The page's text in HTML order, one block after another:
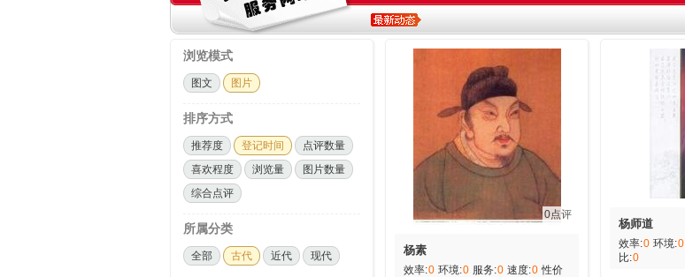
浏览模式
图文 图片
排序方式
推荐度 登记时间
点评数量
喜欢程度
浏览量
图片数量
综合点评
所属分类
全部 古代 近代 现代
0点评
杨素
效率:0 环境:0 服务:0 速度:0 性价
杨师道
效率:0 环境:0
比:0